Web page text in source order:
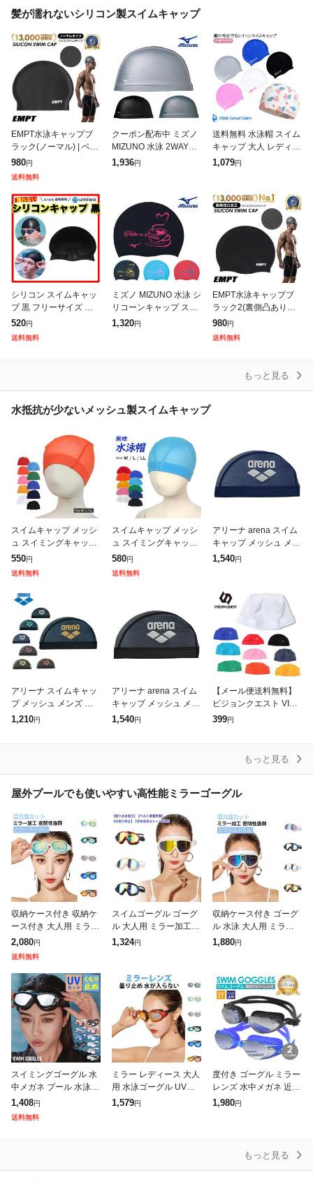
髪が濡れないシリコン製スイムキャップ
EMPT水泳キャップブ
ラック(ノーマル) | ベー
シックなシリコン製ス
イムキャップ / スイム
キャップ 水泳キャップ
シリコンス
980円
送料無料
クーポン配布中 ミズノ
MIZUNO 水泳 2WAYシ
リコーンキャップ スイ
1,936円
送料無料 水泳帽 スイム
キャップ 大人 レディー
ス メンズ シリコンスイ
ングヘア
1,079円
シリコン スイムキャッ
プ 黒 フリーサイズ 男
女兼用 水泳帽 防水 ス
イミング 競泳 伸縮 髪
濡れない 保護 フィット
520円
送料無料
ミズノ MIZUNO 水泳 シ
リコーンキャップ スイ
ムキャップ シリコン 水
1,320円
EMPT水泳キャップブ
ラック2(裏側凸ありタ
イプ) | ベーシックなシ
リコン製水泳キャップ /
水泳キャップ 水泳帽 シ
980円
送料無料
もっと見る
水抵抗が少ないメッシュ製スイムキャップ
スイムキャップ メッシ
ュ スイミングキャップ
水泳帽子 キッズ 子供
大人 フィットネス スク
ール水着
550円
送料無料
スイムキャップ メッシ
ュ スイミングキャップ
無地 水泳帽子 キッズ
子供 大人 フィットネス
スクール水着
580円
送料無料
アリーナ arena スイム
キャップ メッシュ メン
ズ レディース メッシュ
1,540円
アリーナ スイムキャッ
プ メッシュ メンズ レ
ディース メッシュキャ
1,210円
アリーナ arena スイム
キャップ メッシュ メン
ズ レディース メッシュ
1,540円
【メール便送料無料】
ビジョンクエスト VISI
ON QUEST スイムキャ
399円
もっと見る
屋外プールでも使いやすい高性能ミラーゴーグル
収納ケース付き 収納ケ
ース付き 大人用 ミラー
ミラーレンズ ミラーゴ
ーグル くもり止め UV
カット メンズ 曇り止め
調節可能
2,080円
送料無料
スイムゴーグル ゴーグ
ル 大人用 ミラー加工 U
Vカット 曇り止め レデ
メンズ
1,324円
収納ケース付き ゴーグ
ル 水泳 大人用 ミラー
UVカット ミラーゴーグ
ジフレー
1,880円
スイミングゴーグル 水
中メガネ プール 水泳
ジム フィットネス 海水
浴 大人用 レディース
メンズ シリコンゴム ポ
1,408円
送料無料
ミラー レディース 大人
用 水泳ゴーグル UVカ
ット ゴーグル メッキ加
1,579円
度付き ゴーグル ミラー
レンズ 水中メガネ 近視
レンズ プール 水泳 ジ
1,980円
もっと見る